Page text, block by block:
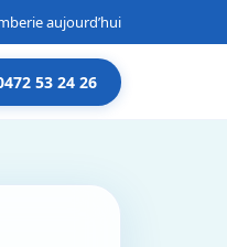
aujourd’hui
53 24 26